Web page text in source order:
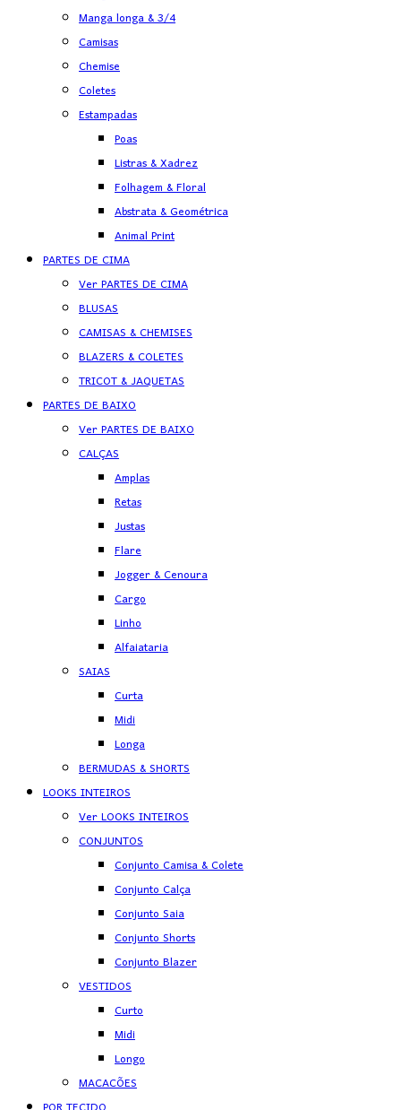
Manga longa & 3/4
Camisas
Chemise
Coletes
Estampadas
Poas
Listras & Xadrez
Folhagem & Floral
Abstrata & Geométrica
Animal Print
PARTES DE CIMA
Ver PARTES DE CIMA
BLUSAS
CAMISAS & CHEMISES
BLAZERS & COLETES
TRICOT & JAQUETAS
PARTES DE BAIXO
Ver PARTES DE BAIXO
CALÇAS
Amplas
Retas
Justas
Flare
Jogger & Cenoura
Cargo
Linho
Alfaiataria
SAIAS
Curta
Midi
Longa
BERMUDAS & SHORTS
LOOKS INTEIROS
Ver LOOKS INTEIROS
CONJUNTOS
Conjunto Camisa & Colete
Conjunto Calça
Conjunto Saia
Conjunto Shorts
Conjunto Blazer
VESTIDOS
Curto
Midi
Longo
MACACÕES